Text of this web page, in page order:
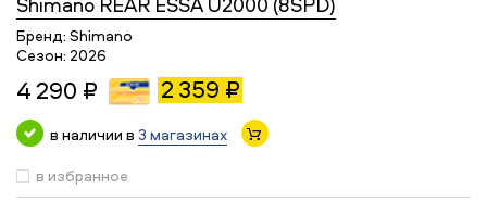
Бренд: Shimano
Сезон: 2026
4 290 ₽ 2 359 ₽
в наличии в 3 магазинах
в избранное